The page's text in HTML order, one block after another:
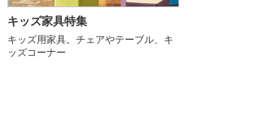
キッズ家具特集
キッズ用家具。チェアやテーブル、キ
ッズコーナー